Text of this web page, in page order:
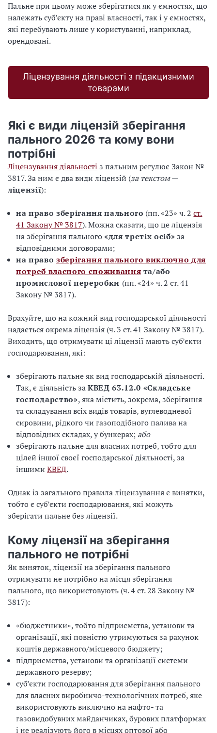
Пальне при цьому може зберігатися як у ємностях, що
належать суб’єкту на праві власності, так і у ємностях,
які перебувають лише у користуванні, наприклад,
орендовані.
Ліцензування діяльності з підакцизними
товарами
Які є види ліцензій зберігання
пального 2026 та кому вони
потрібні
Ліцензування діяльності з пальним регулює Закон №
3817. За ним є два види ліцензій (за текстом—
ліцензії):
на право зберігання пального (пп. «23» ч. 2ст.
41 Закону № 3817). Можна сказати, що це ліцензія
на зберігання пального«для третіх осіб»за
відповідними договорами;
на право зберігання пального виключно для
потреб власного споживання та/або
промислової переробки (пп. «24» ч. 2 ст. 41
Закону № 3817).
Врахуйте, що на кожний вид господарської діяльності
надається окрема ліцензія (ч. 3 ст. 41 Закону № 3817).
Виходить, що отримувати ці ліцензії мають суб’єкти
господарювання, які:
зберігають пальне як вид господарській діяльності.
Так, є діяльність заКВЕД 63.12.0 «Складське
господарство», яка містить, зокрема, зберігання
та складування всіх видів товарів, вуглеводневої
сировини, рідкого чи газоподібного палива на
відповідних складах, у бункерах; або
зберігають пальне для власних потреб, тобто для
цілей іншої своєї господарської діяльності, за
іншими КВЕД.
Однак із загального правила ліцензування є винятки,
тобто є суб’єкти господарювання, які можуть
зберігати пальне без ліцензії.
Кому ліцензії на зберігання
пального не потрібні
Як виняток, ліцензії на зберігання пального
отримувати не потрібно на місця зберігання
пального, що використовують (ч. 4 ст. 28 Закону №
3817):
«бюджетники», тобто підприємства, установи та
організації, які повністю утримуються за рахунок
коштів державного/місцевого бюджету;
підприємства, установи та організації системи
державного резерву;
суб’єкти господарювання для зберігання пального
для власних виробничо-технологічних потреб, яке
використовують виключно на нафто- та
газовидобувних майданчиках, бурових платформах
і не реалізують його в місцях оптової або